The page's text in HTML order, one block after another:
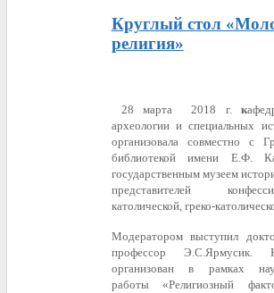
Круглый стол
религия»
28 марта 2018 г.к
археологии и специальных
организовала совместно с
библиотекой имени Е.Ф.
государственным музеем
представителей
католической, греко-
Модератором выступил
профессор
организован в рамках
работы «Религиозный